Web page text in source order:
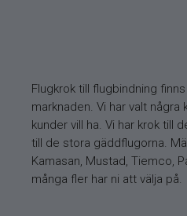
Flugkrok till flugbindning
marknaden. Vi har valt några
kunder vill ha. Vi har krok till
till de stora gäddflugorna.
Kamasan, Mustad, Tiemco,
många fler har ni att välja på.